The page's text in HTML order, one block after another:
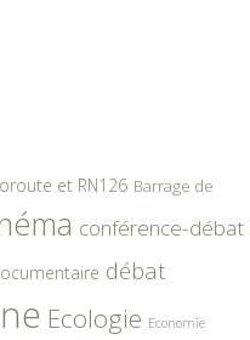
et RN126 Barrage de
conférence-débat
débat
Ecologie Economie